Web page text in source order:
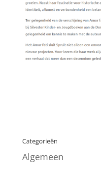
Categorieën
Algemeen